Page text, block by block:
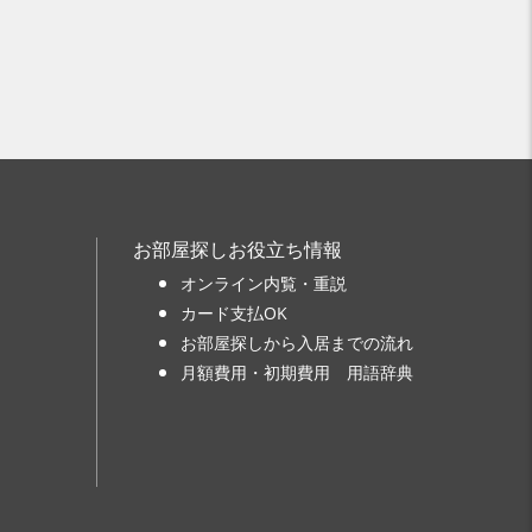
お部屋探しお役立ち情報
オンライン内覧・重説
カード支払OK
お部屋探しから入居までの流れ
月額費用・初期費用 用語辞典